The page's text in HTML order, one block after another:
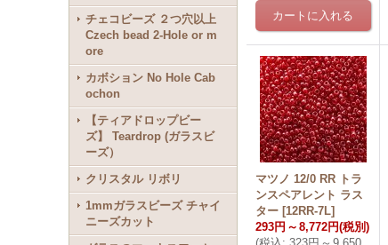
チェコビーズ ２つ穴以上
Czech bead 2-Hole or m
ore
カボション No Hole Cab
ochon
【ティアドロップビー
ズ】 Teardrop (ガラスビ
ーズ）
クリスタル リボリ
1mmガラスビーズ チャイ
ニーズカット
マツノ 12/0 RR トラ
ンスペアレント ラス
ター [12RR-7L]
293円 ～ 8,772円(税別)